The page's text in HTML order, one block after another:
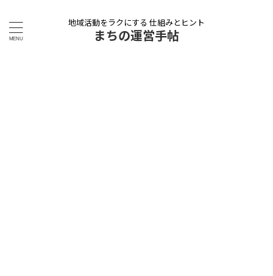
地域活動をラクにする 仕組みとヒント
まちの運営手帖